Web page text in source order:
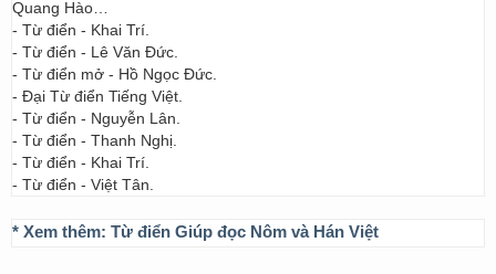
Quang Hào…
- Từ điển - Khai Trí.
- Từ điển - Lê Văn Đức.
- Từ điển mở - Hồ Ngọc Đức.
- Đại Từ điển Tiếng Việt.
- Từ điển - Nguyễn Lân.
- Từ điển - Thanh Nghị.
- Từ điển - Khai Trí.
- Từ điển - Việt Tân.
* Xem thêm: Từ điển Giúp đọc Nôm và Hán Việt